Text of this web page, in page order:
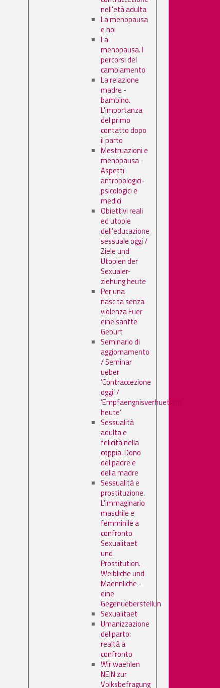
nell'età adulta
La menopausa
e noi
La
menopausa. I
percorsi del
cambiamento
La relazione
madre -
bambino.
L'importanza
del primo
contatto dopo
il parto
Mestruazioni e
menopausa -
Aspetti
antropologici-
psicologici e
medici
Obiettivi reali
ed utopie
dell'educazione
sessuale oggi /
Ziele und
Utopien der
Sexualer-
ziehung heute
Per una
nascita senza
violenza Fuer
eine sanfte
Geburt
Seminario di
aggiornamento
/ Seminar
ueber
’Contraccezione
oggi’ /
’Empfaengnisverhuetung
heute’
Sessualità
adulta e
felicità nella
coppia. Dono
del padre e
della madre
Sessualità e
prostituzione.
L'immaginario
maschile e
femminile a
confronto
Sexualitaet
und
Prostitution.
Weibliche und
Maennliche -
eine
Gegenueberstellun
Sexualitaet
Umanizzazione
del parto:
realtà a
confronto
Wir waehlen
NEIN zur
Volksbefragung